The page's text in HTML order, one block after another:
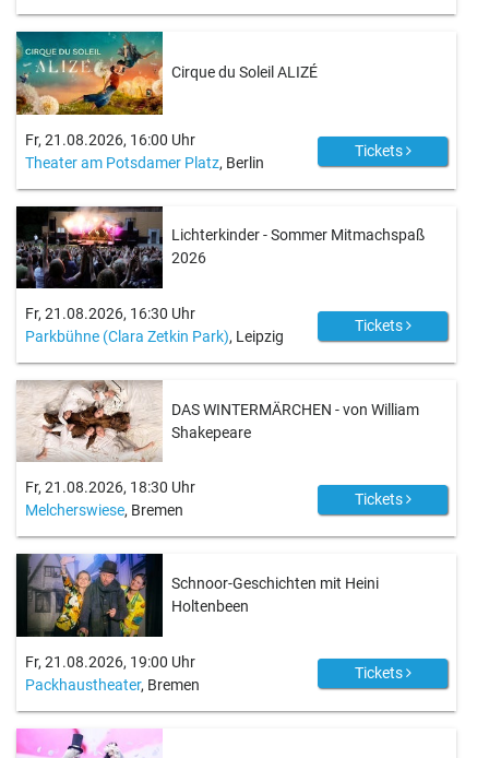
Cirque du Soleil ALIZÉ
Fr, 21.08.2026, 16:00 Uhr
Theater am Potsdamer Platz, Berlin
Tickets
Lichterkinder - Sommer Mitmachspaß
2026
Fr, 21.08.2026, 16:30 Uhr
Parkbühne (Clara Zetkin Park), Leipzig
Tickets
DAS WINTERMÄRCHEN - von William
Shakepeare
Fr, 21.08.2026, 18:30 Uhr
Melcherswiese, Bremen
Tickets
Schnoor-Geschichten mit Heini
Holtenbeen
Fr, 21.08.2026, 19:00 Uhr
Packhaustheater, Bremen
Tickets